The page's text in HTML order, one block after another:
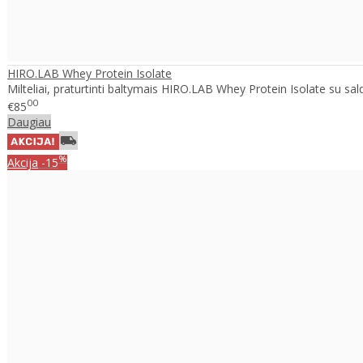
HIRO.LAB Whey Protein Isolate
Milteliai, praturtinti baltymais HIRO.LAB Whey Protein Isolate su
€8500
Daugiau
Akcija -15%